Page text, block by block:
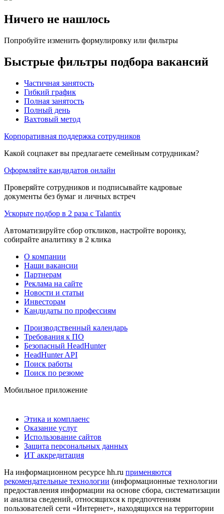
Ничего не нашлось
Попробуйте изменить формулировку или фильтры
Быстрые фильтры подбора вакансий
Частичная занятость
Гибкий график
Полная занятость
Полный день
Вахтовый метод
Корпоративная поддержка сотрудников
Какой соцпакет вы предлагаете семейным сотрудникам?
Оформляйте кандидатов онлайн
Проверяйте сотрудников и подписывайте кадровые
документы без бумаг и личных встреч
Ускорьте подбор в 2 раза с Talantix
Автоматизируйте сбор откликов, настройте воронку,
собирайте аналитику в 2 клика
О компании
Наши вакансии
Партнерам
Реклама на сайте
Новости и статьи
Инвесторам
Кандидаты по профессиям
Производственный календарь
Требования к ПО
Безопасный HeadHunter
HeadHunter API
Поиск работы
Поиск по резюме
Мобильное приложение
Этика и комплаенс
Оказание услуг
Использование сайтов
Защита персональных данных
ИТ аккредитация
На информационном ресурсе hh.ru применяются
рекомендательные технологии (информационные технологии
предоставления информации на основе сбора, систематизации
и анализа сведений, относящихся к предпочтениям
пользователей сети «Интернет», находящихся на территории